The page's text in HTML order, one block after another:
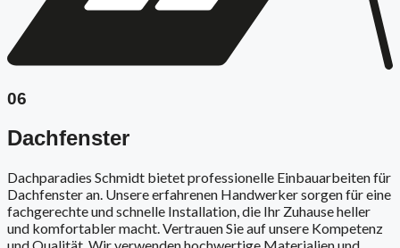
06
Dachfenster
Dachparadies Schmidt bietet professionelle Einbauarbeiten für
Dachfenster an. Unsere erfahrenen Handwerker sorgen für eine
fachgerechte und schnelle Installation, die Ihr Zuhause heller
und komfortabler macht. Vertrauen Sie auf unsere Kompetenz